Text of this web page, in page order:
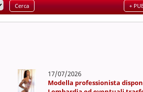
17/07/2026
Modella professionista